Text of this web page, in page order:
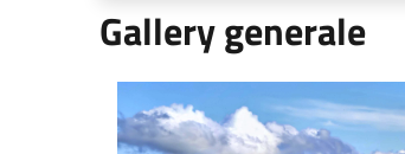
Gallery generale
Una vista del Comune di Vestenanova